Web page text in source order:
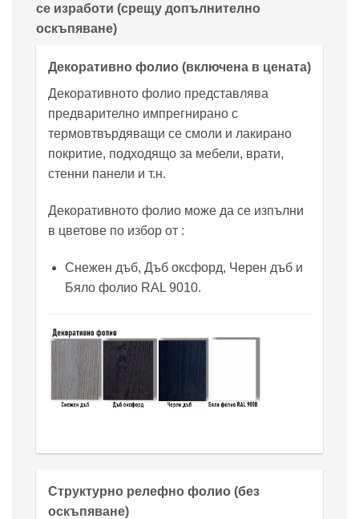
се изработи (срещу допълнително
оскъпяване)
Декоративно фолио (включена в цената)
Декоративното фолио представлява
предварително импрегнирано с
термовтвърдяващи се смоли и лакирано
покритие, подходящо за мебели, врати,
стенни панели и т.н.
Декоративното фолио може да се изпълни
в цветове по избор от :
Снежен дъб, Дъб оксфорд, Черен дъб и
Бяло фолио RAL 9010.
Структурно релефно фолио (без
оскъпяване)